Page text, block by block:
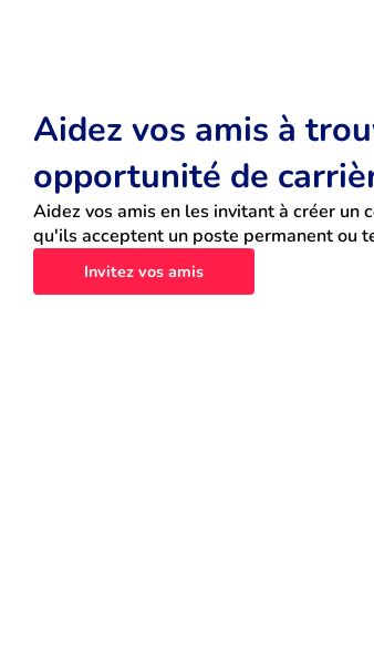
Aidez vos amis à
opportunité de
Aidez vos amis en les invitant à créer un
qu'ils acceptent un poste permanent ou
Invitez vos amis